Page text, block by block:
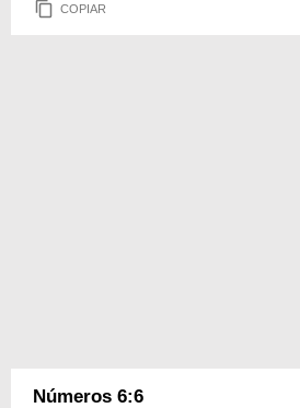
COPIAR
Números 6:6